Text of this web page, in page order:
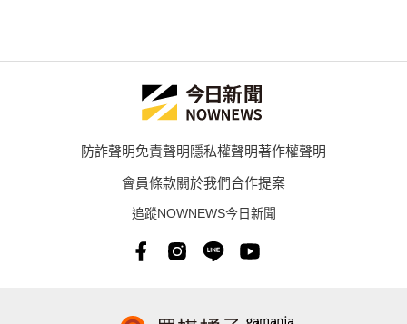
防詐聲明免責聲明隱私權聲明著作權聲明
會員條款關於我們合作提案
追蹤NOWNEWS今日新聞